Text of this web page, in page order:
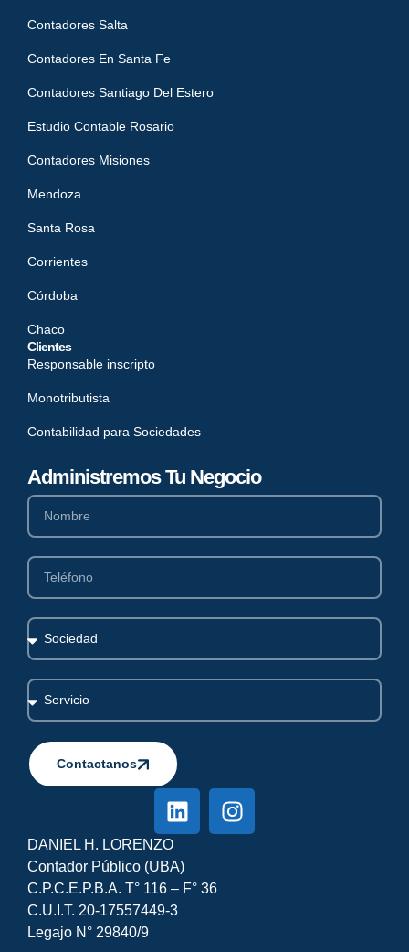
Administremos Tu Negocio
Contactanos
DANIEL H. LORENZO
Contador Público (UBA)
C.P.C.E.P.B.A. T° 116 – F° 36
C.U.I.T. 20-17557449-3
Legajo N° 29840/9
Contadores Salta
Contadores En Santa Fe
Contadores Santiago Del Estero
Estudio Contable Rosario
Contadores Misiones
Mendoza
Santa Rosa
Corrientes
Córdoba
Chaco
Clientes
Responsable inscripto
Monotributista
Contabilidad para Sociedades